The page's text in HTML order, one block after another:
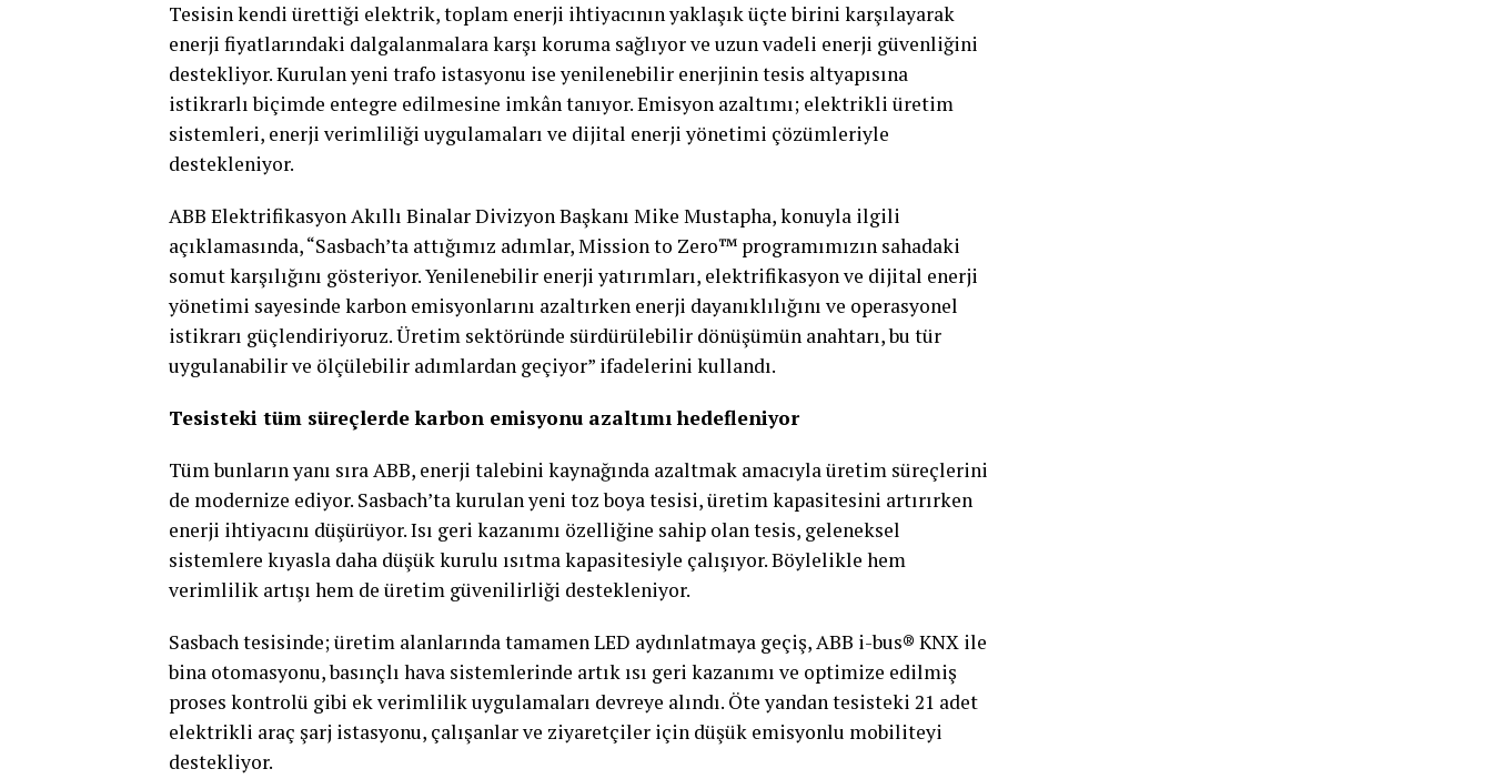
Tesisin kendi ürettiği elektrik, toplam enerji ihtiyacının yaklaşık üçte birini karşılayarak
enerji fiyatlarındaki dalgalanmalara karşı koruma sağlıyor ve uzun vadeli enerji güvenliğini
destekliyor. Kurulan yeni trafo istasyonu ise yenilenebilir enerjinin tesis altyapısına
istikrarlı biçimde entegre edilmesine imkân tanıyor. Emisyon azaltımı; elektrikli üretim
sistemleri, enerji verimliliği uygulamaları ve dijital enerji yönetimi çözümleriyle
destekleniyor.
ABB Elektrifikasyon Akıllı Binalar Divizyon Başkanı Mike Mustapha, konuyla ilgili
açıklamasında, “Sasbach’ta attığımız adımlar, Mission to Zero™ programımızın sahadaki
somut karşılığını gösteriyor. Yenilenebilir enerji yatırımları, elektrifikasyon ve dijital enerji
yönetimi sayesinde karbon emisyonlarını azaltırken enerji dayanıklılığını ve operasyonel
istikrarı güçlendiriyoruz. Üretim sektöründe sürdürülebilir dönüşümün anahtarı, bu tür
uygulanabilir ve ölçülebilir adımlardan geçiyor” ifadelerini kullandı.
Tesisteki tüm süreçlerde karbon emisyonu azaltımı hedefleniyor
Tüm bunların yanı sıra ABB, enerji talebini kaynağında azaltmak amacıyla üretim süreçlerini
de modernize ediyor. Sasbach’ta kurulan yeni toz boya tesisi, üretim kapasitesini artırırken
enerji ihtiyacını düşürüyor. Isı geri kazanımı özelliğine sahip olan tesis, geleneksel
sistemlere kıyasla daha düşük kurulu ısıtma kapasitesiyle çalışıyor. Böylelikle hem
verimlilik artışı hem de üretim güvenilirliği destekleniyor.
Sasbach tesisinde; üretim alanlarında tamamen LED aydınlatmaya geçiş, ABB i-bus® KNX ile
bina otomasyonu, basınçlı hava sistemlerinde artık ısı geri kazanımı ve optimize edilmiş
proses kontrolü gibi ek verimlilik uygulamaları devreye alındı. Öte yandan tesisteki 21 adet
elektrikli araç şarj istasyonu, çalışanlar ve ziyaretçiler için düşük emisyonlu mobiliteyi
destekliyor.